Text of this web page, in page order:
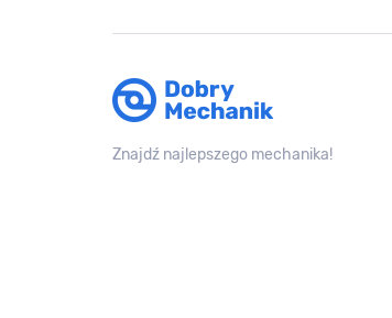
Znajdź najlepszego mechanika!